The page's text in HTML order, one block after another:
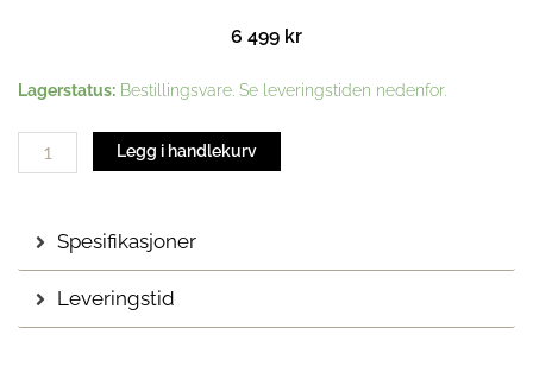
6 499 kr
Lagerstatus: Bestillingsvare. Se leveringstiden nedenfor.
J80
Blue
bøk
antall
Legg i handlekurv
Spesifikasjoner
Leveringstid